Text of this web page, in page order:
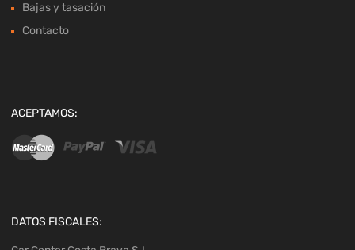
Bajas y tasación
Contacto
ACEPTAMOS:
DATOS FISCALES: